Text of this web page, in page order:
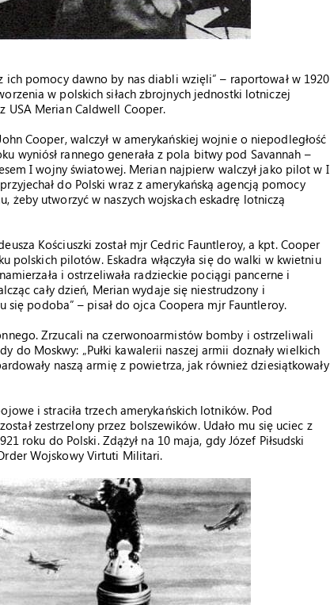
pomocy dawno by nas diabli wzięli” – raportował w 1920
w polskich siłach zbrojnych jednostki lotniczej
USA Merian Caldwell Cooper.
Cooper, walczył w amerykańskiej wojnie o niepodległość
wyniósł rannego generała z pola bitwy pod Savannah –
I wojny światowej. Merian najpierw walczył jako pilot w I
do Polski wraz z amerykańską agencją pomocy
żeby utworzyć w naszych wojskach eskadrę lotniczą
Kościuszki został mjr Cedric Fauntleroy, a kpt. Cooper
polskich pilotów. Eskadra włączyła się do walki w kwietniu
i ostrzeliwała radzieckie pociągi pancerne i
cały dzień, Merian wydaje się niestrudzony i
się podoba” – pisał do ojca Coopera mjr Fauntleroy.
Zrzucali na czerwonoarmistów bomby i ostrzeliwali
do Moskwy: „Pułki kawalerii naszej armii doznały wielkich
naszą armię z powietrza, jak również dziesiątkowały
i straciła trzech amerykańskich lotników. Pod
zestrzelony przez bolszewików. Udało mu się uciec z
roku do Polski. Zdążył na 10 maja, gdy Józef Piłsudski
Wojskowy Virtuti Militari.